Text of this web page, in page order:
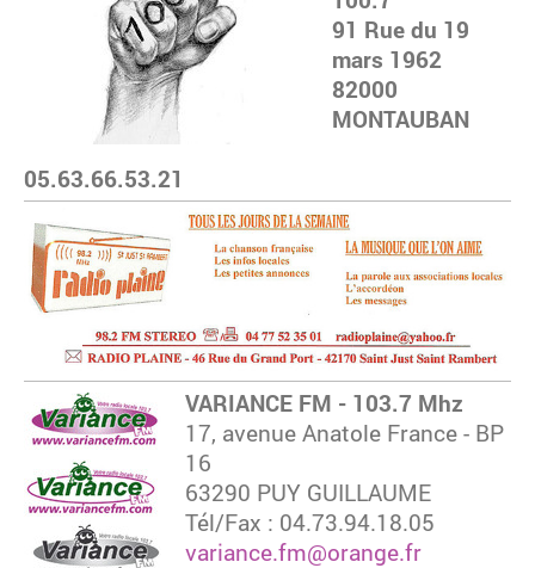
91 Rue du 19
mars 1962
82000
MONTAUBAN
05.63.66.53.21
VARIANCE FM - 103.7 Mhz
17, avenue Anatole France - BP
16
63290 PUY GUILLAUME
Tél/Fax : 04.73.94.18.05
variance.fm@orange.fr